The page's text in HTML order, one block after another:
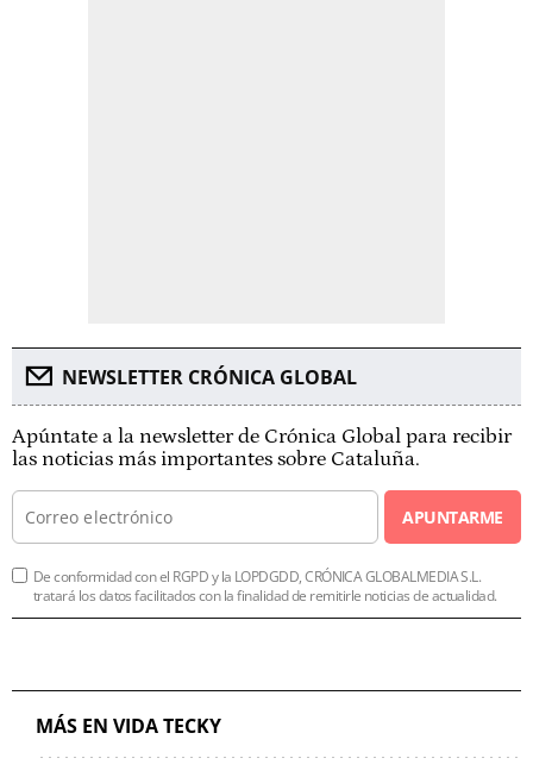
NEWSLETTER CRÓNICA GLOBAL
Apúntate a la newsletter de Crónica Global para recibir
las noticias más importantes sobre Cataluña.
APUNTARME
De conformidad con el RGPD y la LOPDGDD, CRÓNICA GLOBALMEDIA S.L.
tratará los datos facilitados con la finalidad de remitirle noticias de actualidad.
MÁS EN VIDA TECKY